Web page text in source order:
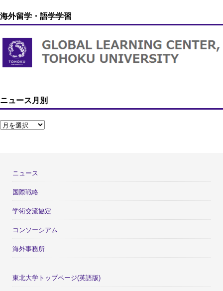
海外留学・語学学習
ニュース月別
ニュース
国際戦略
学術交流協定
コンソーシアム
海外事務所
東北大学トップページ(英語版)